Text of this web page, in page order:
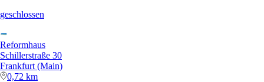
geschlossen
Reformhaus
Schillerstraße 30
Frankfurt (Main)
0,72 km